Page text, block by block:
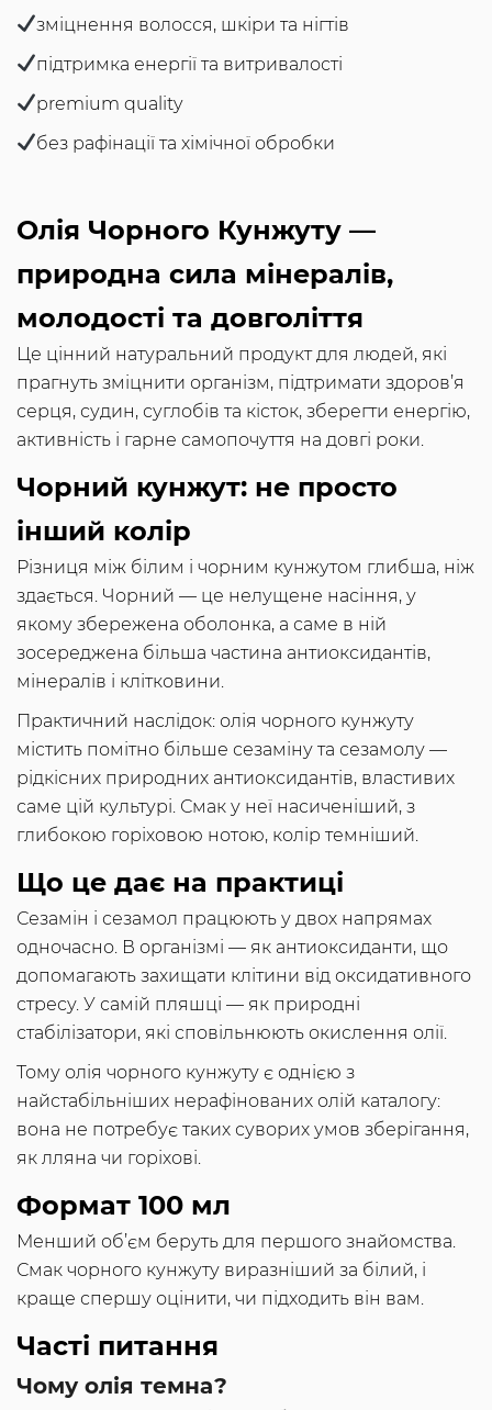
зміцнення волосся, шкіри та нігтів
підтримка енергії та витривалості
premium quality
без рафінації та хімічної обробки
Олія Чорного Кунжуту —
природна сила мінералів,
молодості та довголіття
Це цінний натуральний продукт для людей, які
прагнуть зміцнити організм, підтримати здоров’я
серця, судин, суглобів та кісток, зберегти енергію,
активність і гарне самопочуття на довгі роки.
Чорний кунжут: не просто
інший колір
Різниця між білим і чорним кунжутом глибша, ніж
здається. Чорний — це нелущене насіння, у
якому збережена оболонка, а саме в ній
зосереджена більша частина антиоксидантів,
мінералів і клітковини.
Практичний наслідок: олія чорного кунжуту
містить помітно більше сезаміну та сезамолу —
рідкісних природних антиоксидантів, властивих
саме цій культурі. Смак у неї насиченіший, з
глибокою горіховою нотою, колір темніший.
Що це дає на практиці
Сезамін і сезамол працюють у двох напрямах
одночасно. В організмі — як антиоксиданти, що
допомагають захищати клітини від оксидативного
стресу. У самій пляшці — як природні
стабілізатори, які сповільнюють окислення олії.
Тому олія чорного кунжуту є однією з
найстабільніших нерафінованих олій каталогу:
вона не потребує таких суворих умов зберігання,
як лляна чи горіхові.
Формат 100 мл
Менший об’єм беруть для першого знайомства.
Смак чорного кунжуту виразніший за білий, і
краще спершу оцінити, чи підходить він вам.
Часті питання
Чому олія темна?